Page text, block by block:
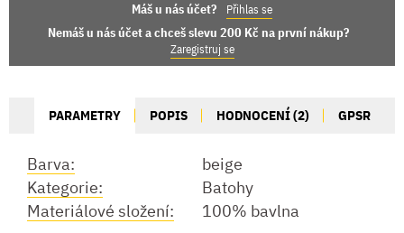
Máš u nás účet? Přihlas se
Nemáš u nás účet a chceš slevu 200 Kč na první nákup?
Zaregistruj se
PARAMETRY POPIS HODNOCENÍ (2) GPSR
Barva:
beige
Kategorie:
Batohy
Materiálové složení:
100% bavlna